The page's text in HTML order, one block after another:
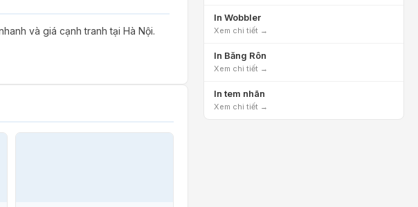
và giá cạnh tranh tại Hà Nội.
In Wobbler
Xem chi tiết →
In Băng Rôn
Xem chi tiết →
In tem nhãn
Xem chi tiết →